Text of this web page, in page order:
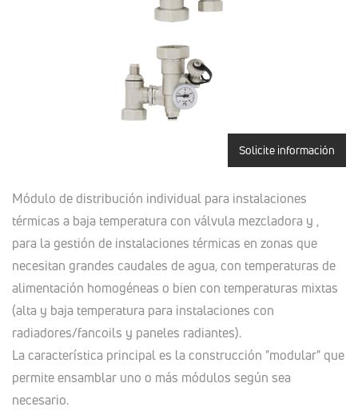
Solicite información
Módulo de distribución individual para instalaciones
térmicas a baja temperatura con válvula mezcladora y ,
para la gestión de instalaciones térmicas en zonas que
necesitan grandes caudales de agua, con temperaturas de
alimentación homogéneas o bien con temperaturas mixtas
(alta y baja temperatura para instalaciones con
radiadores/fancoils y paneles radiantes).
La característica principal es la construcción "modular" que
permite ensamblar uno o más módulos según sea
necesario.